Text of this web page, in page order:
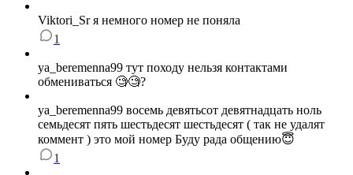
Viktori_Sr я немного номер не поняла
1
ya_beremenna99 тут походу нельзя контактами
обмениваться 🧐🧐?
ya_beremenna99 восемь девятьсот девятнадцать ноль
семьдесят пять шестьдесят шестьдесят ( так не удалят
коммент ) это мой номер Буду рада общению😇
1